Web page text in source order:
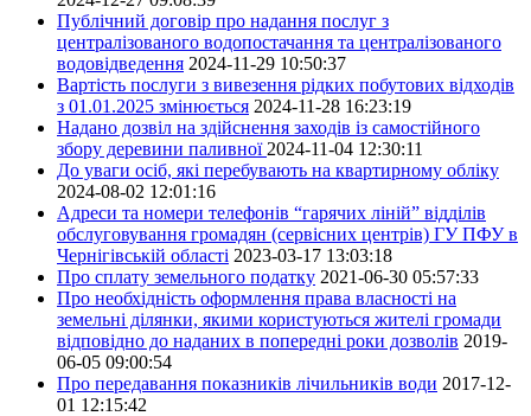
Публічний договір про надання послуг з
централізованого водопостачання та централізованого
водовідведення 2024-11-29 10:50:37
Вартість послуги з вивезення рідких побутових відходів
з 01.01.2025 змінюється 2024-11-28 16:23:19
Надано дозвіл на здійснення заходів із самостійного
збору деревини паливної 2024-11-04 12:30:11
До уваги осіб, які перебувають на квартирному обліку
2024-08-02 12:01:16
Адреси та номери телефонів “гарячих ліній” відділів
обслуговування громадян (сервісних центрів) ГУ ПФУ в
Чернігівській області 2023-03-17 13:03:18
Про сплату земельного податку 2021-06-30 05:57:33
Про необхідність оформлення права власності на
земельні ділянки, якими користуються жителі громади
відповідно до наданих в попередні роки дозволів 2019-
06-05 09:00:54
Про передавання показників лічильників води 2017-12-
01 12:15:42